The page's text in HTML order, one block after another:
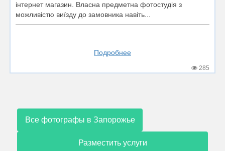
інтернет магазин. Власна предметна фотостудія з
можливістю виїзду до замовника навіть...
Подробнее
285
Все фотографы в Запорожье
Разместить услуги